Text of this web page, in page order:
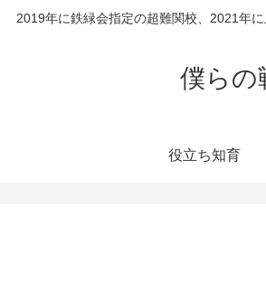
2019年に鉄緑会指定の超難関校、2021年
僕らの
役立ち知育